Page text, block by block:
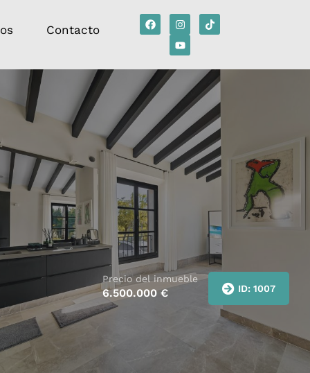
Contacto
Precio del inmueble
6.500.000 € ID: 1007